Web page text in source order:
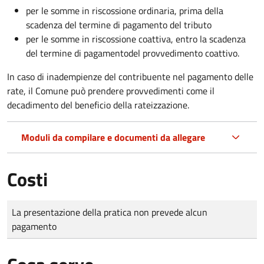
per le somme in riscossione ordinaria, prima della
scadenza del termine di pagamento del tributo
per le somme in riscossione coattiva, entro la scadenza
del termine di pagamentodel provvedimento coattivo.
In caso di inadempienze del contribuente nel pagamento delle
rate, il Comune può prendere provvedimenti come il
decadimentodel beneficio della rateizzazione.
Moduli da compilare e documenti da allegare
Costi
Tipo di pagamento
Importo
La presentazione della pratica non prevede alcun
pagamento